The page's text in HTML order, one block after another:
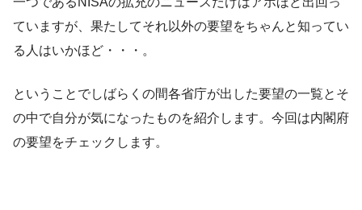
ていますが、果たしてそれ以外の要望をちゃんと知ってい
る人はいかほど・・・。
ということでしばらくの間各省庁が出した要望の一覧とそ
の中で自分が気になったものを紹介します。今回は内閣府
の要望をチェックします。